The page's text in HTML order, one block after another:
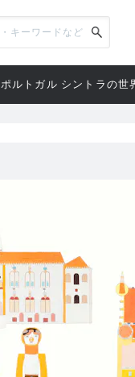
ポルトガル シントラの世